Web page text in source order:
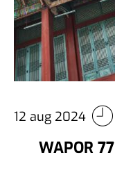
12 aug 2024
WAPOR